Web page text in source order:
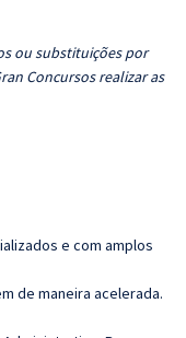
ou substituições por
Concursos realizar as
e com amplos
de maneira acelerada.